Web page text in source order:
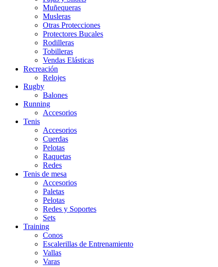
Muñequeras
Musleras
Otras Protecciones
Protectores Bucales
Rodilleras
Tobilleras
Vendas Elásticas
Recreación
Relojes
Rugby
Balones
Running
Accesorios
Tenis
Accesorios
Cuerdas
Pelotas
Raquetas
Redes
Tenis de mesa
Accesorios
Paletas
Pelotas
Redes y Soportes
Sets
Training
Conos
Escalerillas de Entrenamiento
Vallas
Varas